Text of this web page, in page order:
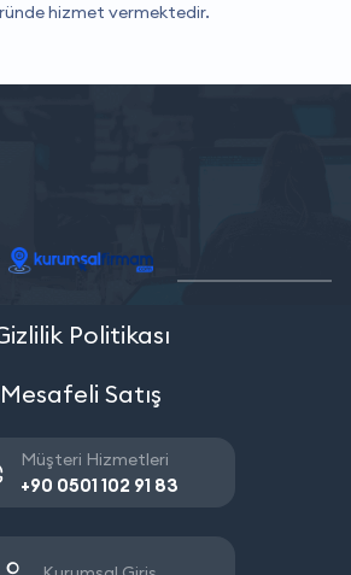
hizmet vermektedir.
Politikası
Mesafeli Satış
Müşteri Hizmetleri
+90 0501 102 91 83